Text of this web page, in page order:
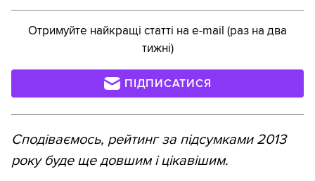
Отримуйте найкращі статті на e-mail (раз на два
тижні)
ПІДПИСАТИСЯ
Сподіваємось, рейтинг за підсумками 2013
року буде ще довшим і цікавішим.